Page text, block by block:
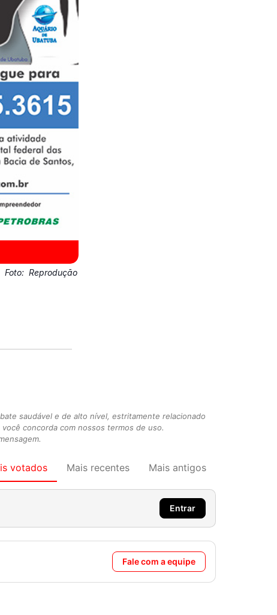
Foto: Reprodução
saudável e de alto nível, estritamente relacionado
concorda com nossos termos de uso.
votados Mais recentes Mais antigos
Entrar
Fale com a equipe